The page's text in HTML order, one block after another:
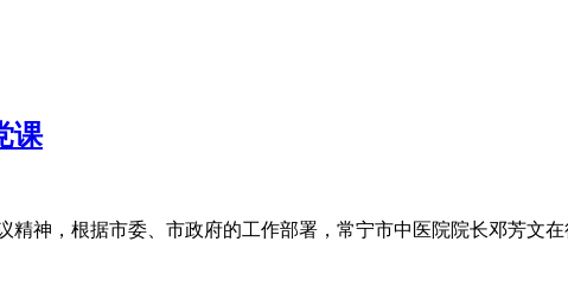
课
精神，根据市委、市政府的工作部署，常宁市中医院院长邓芳文